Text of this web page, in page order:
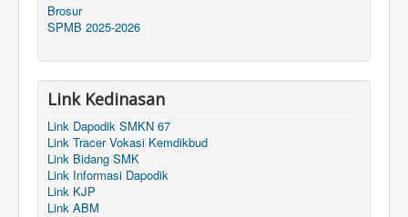
Brosur
SPMB 2025-2026
Link Kedinasan
Link Dapodik SMKN 67
Link Tracer Vokasi Kemdikbud
Link Bidang SMK
Link Informasi Dapodik
Link KJP
Link ABM